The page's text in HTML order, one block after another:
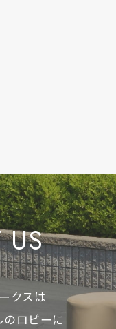
US
クスは
ロビーに